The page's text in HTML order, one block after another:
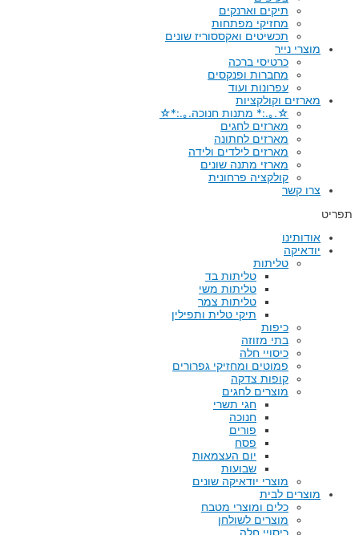
תיקים וארנקים
מחזיקי מפתחות
תכשיטים ואקססוריז שונים
מוצרי נייר
כרטיסי ברכה
מחברות ופנקסים
עפרונות ועוד
מארזים וקולקציות
☆.｡.:* מתנות חנוכה.｡.:*☆
מארזים לחגים
מארזים לחתונה
מארזים לילדים ולידה
מארזי מתנה שונים
קולקציה פרחונית
צרו קשר
תפריט
אודותינו
יודאיקה
טליתות
טליתות בד
טליתות משי
טליתות צמר
תיקי טלית ותפילין
כיפות
בתי מזוזה
כיסויי חלה
פמוטים ומחזיקי גפרורים
קופות צדקה
מוצרים לחגים
חגי תשרי
חנוכה
פורים
פסח
יום העצמאות
שבועות
מוצרי יודאיקה שונים
מוצרים לבית
כלים ומוצרי מטבח
מוצרים לשולחן